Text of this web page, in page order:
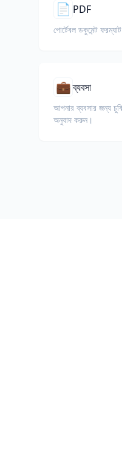
📄 PDF
পোর্টেবল ডকুমেন্ট ফরম্যাট
💼ব্যবসা
আপনার ব্যবসার জন্য
অনুবাদ করুন।